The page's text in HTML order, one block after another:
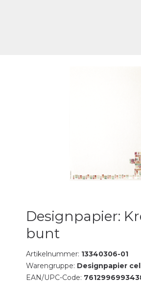
Designpapier:
bunt
Artikelnummer: 13340306-01
Warengruppe: Designpapier
EAN/UPC-Code: